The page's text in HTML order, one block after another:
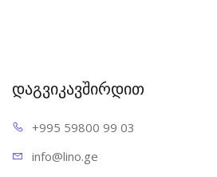
დაგვიკავშირდით
+995 59800 99 03
info@lino.ge